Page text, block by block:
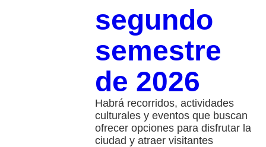
segundo
semestre
de 2026
Habrá recorridos, actividades
culturales y eventos que buscan
ofrecer opciones para disfrutar la
ciudad y atraer visitantes